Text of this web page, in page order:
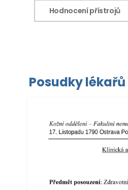
Hodnocení přístrojů
Posudky lékařů